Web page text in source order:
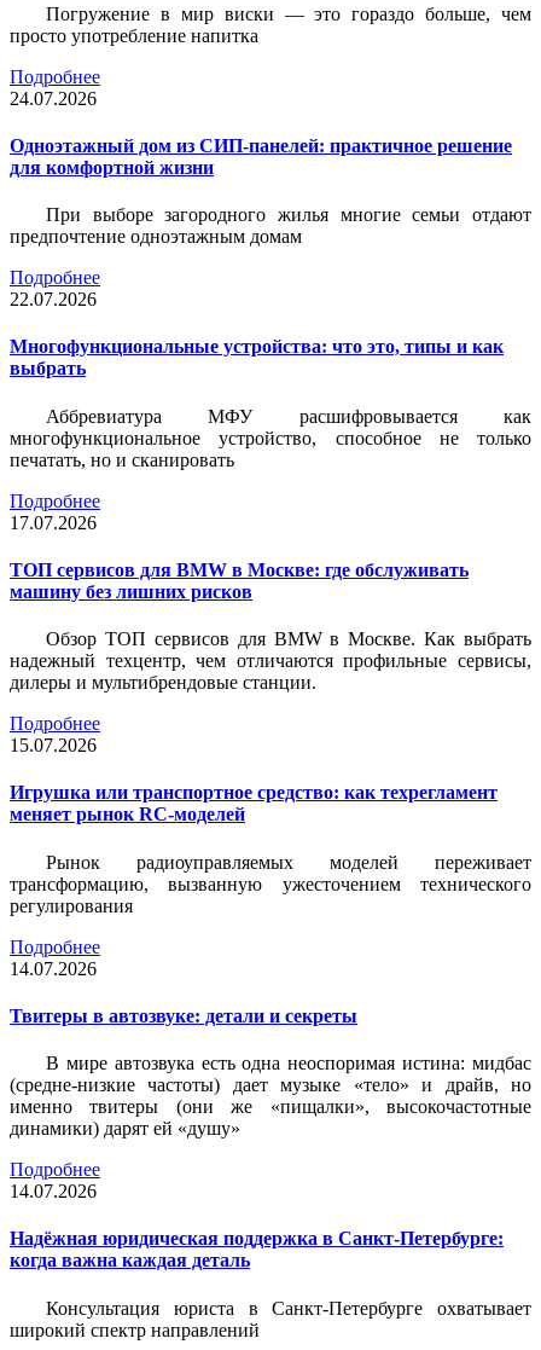
Погружение в мир виски — это гораздо больше, чем
просто употребление напитка
Подробнее
24.07.2026
Одноэтажный дом из СИП-панелей: практичное решение
для комфортной жизни
При выборе загородного жилья многие семьи отдают
предпочтение одноэтажным домам
Подробнее
22.07.2026
Многофункциональные устройства: что это, типы и как
выбрать
Аббревиатура МФУ расшифровывается как
многофункциональное устройство, способное не только
печатать, но и сканировать
Подробнее
17.07.2026
ТОП сервисов для BMW в Москве: где обслуживать
машину без лишних рисков
Обзор ТОП сервисов для BMW в Москве. Как выбрать
надежный техцентр, чем отличаются профильные сервисы,
дилеры и мультибрендовые станции.
Подробнее
15.07.2026
Игрушка или транспортное средство: как техрегламент
меняет рынок RC-моделей
Рынок радиоуправляемых моделей переживает
трансформацию, вызванную ужесточением технического
регулирования
Подробнее
14.07.2026
Твитеры в автозвуке: детали и секреты
В мире автозвука есть одна неоспоримая истина: мидбас
(средне-низкие частоты) дает музыке «тело» и драйв, но
именно твитеры (они же «пищалки», высокочастотные
динамики) дарят ей «душу»
Подробнее
14.07.2026
Надёжная юридическая поддержка в Санкт-Петербурге:
когда важна каждая деталь
Консультация юриста в Санкт-Петербурге охватывает
широкий спектр направлений